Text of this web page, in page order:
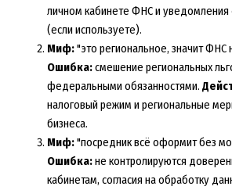
личном кабинете ФНС и уведомления
(если используете).
Миф:"это региональное, значит ФНС
Ошибка:смешение региональных
федеральными обязанностями.
налоговый режим и региональные
бизнеса.
Миф:"посредник всё оформит без
Ошибка:не контролируются
кабинетам, согласия на обработку